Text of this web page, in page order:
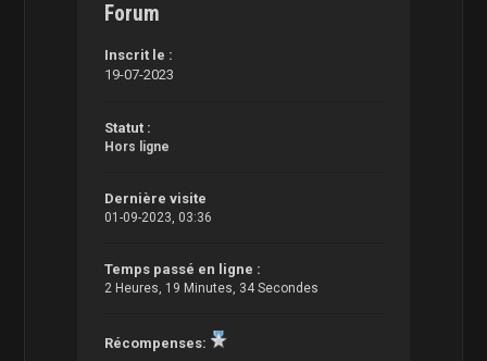
Forum
Inscrit le :
19-07-2023
Statut :
Hors ligne
Dernière visite
01-09-2023, 03:36
Temps passé en ligne :
2 Heures, 19 Minutes, 34 Secondes
Récompenses: